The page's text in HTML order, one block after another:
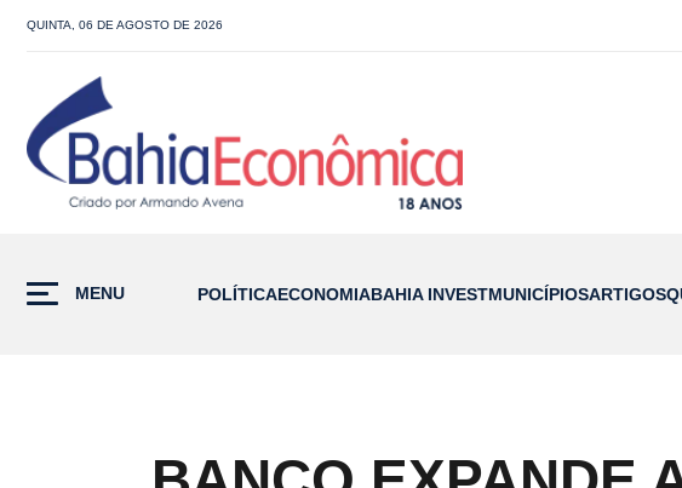
QUINTA, 06 DE AGOSTO DE 2026
MENU POLÍTICAECONOMIABAHIA INVESTMUNICÍPIOSARTIGOS